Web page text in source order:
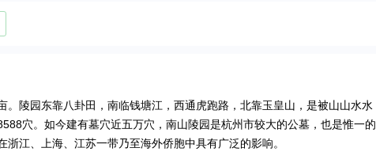
陵园东靠八卦田，南临钱塘江，西通虎跑路，北靠玉皇山，是被山山水水
穴。如今建有墓穴近五万穴，南山陵园是杭州市较大的公墓，也是惟一的
江、上海、江苏一带乃至海外侨胞中具有广泛的影响。